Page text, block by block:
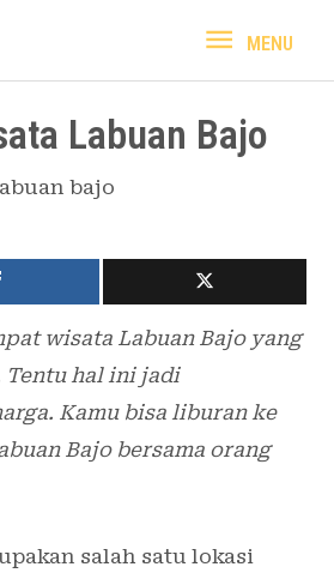
MENU
MENU
Labuan Bajo
wisata Labuan Bajo yang
Tentu hal ini jadi
Kamu bisa liburan ke
Bajo bersama orang
salah satu lokasi